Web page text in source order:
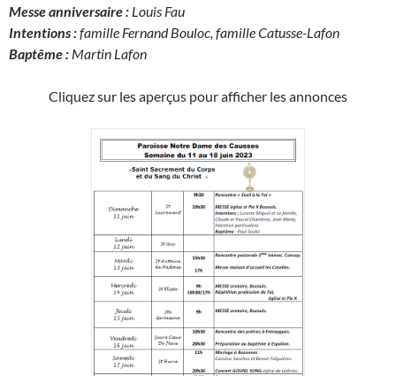
Messe anniversaire : Louis Fau
Intentions :famille Fernand Bouloc, famille Catusse-Lafon
Baptême : Martin Lafon
Cliquez sur les aperçus pour afficher les annonces